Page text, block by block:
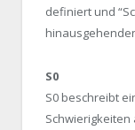
definiert und
S0
S0 beschreibt